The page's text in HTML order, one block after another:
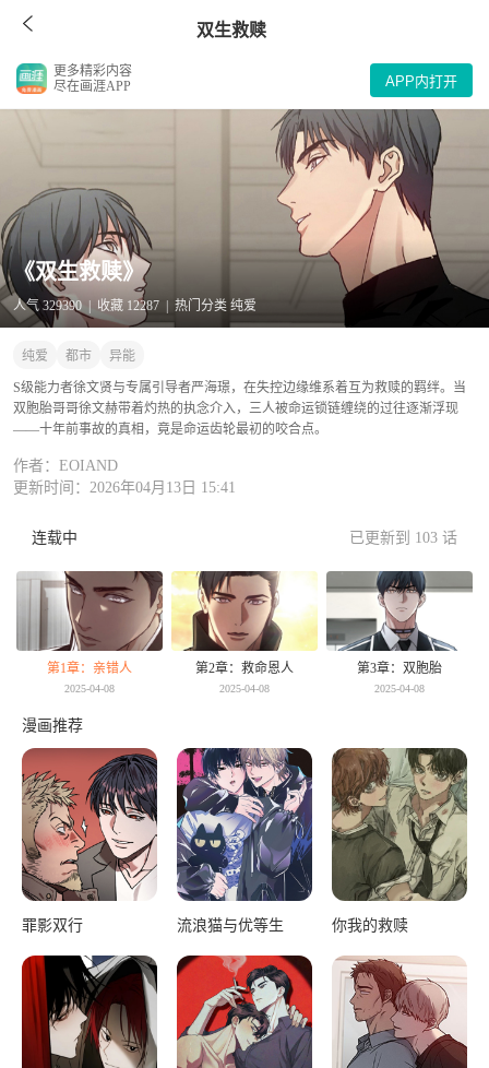
双生救赎
更多精彩内容
尽在画涯APP
APP内打开
《双生救赎》
人气 329390 | 收藏 12287 | 热门分类 纯爱
纯爱 都市 异能
S级能力者徐文贤与专属引导者严海璟，在失控边缘维系着互为救赎的羁绊。当
双胞胎哥哥徐文赫带着灼热的执念介入，三人被命运锁链缠绕的过往逐渐浮现
——十年前事故的真相，竟是命运齿轮最初的咬合点。
作者：EOIAND
更新时间：2026年04月13日 15:41
连载中 已更新到 103 话
第1章：亲错人
2025-04-08
第2章：救命恩人
2025-04-08
第3章：双胞胎
2025-04-08
漫画推荐
罪影双行 流浪猫与优等生 你我的救赎